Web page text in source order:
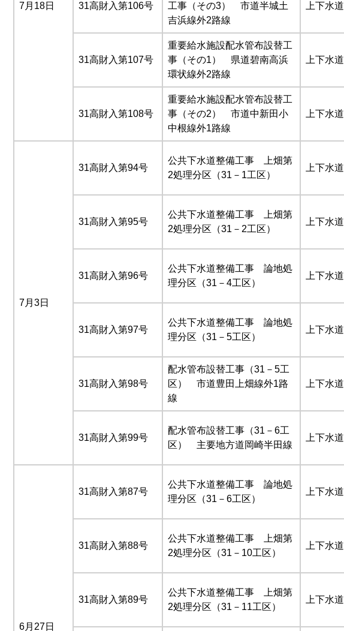
7月18日 31高財入第106号
工事（その3） 市道半城土
吉浜線外2路線
上下水道
31高財入第107号
重要給水施設配水管布設替工
事（その1） 県道碧南高浜
環状線外2路線
上下水道
31高財入第108号
重要給水施設配水管布設替工
事（その2） 市道中新田小
中根線外1路線
上下水道
7月3日
31高財入第94号
公共下水道整備工事 上畑第
2処理分区（31－1工区）
上下水道
31高財入第95号
公共下水道整備工事 上畑第
2処理分区（31－2工区）
上下水道
31高財入第96号
公共下水道整備工事 論地処
理分区（31－4工区）
上下水道
31高財入第97号
公共下水道整備工事 論地処
理分区（31－5工区）
上下水道
31高財入第98号
配水管布設替工事（31－5工
区） 市道豊田上畑線外1路
線
上下水道
31高財入第99号
配水管布設替工事（31－6工
区） 主要地方道岡崎半田線
上下水道
6月27日
31高財入第87号
公共下水道整備工事 論地処
理分区（31－6工区）
上下水道
31高財入第88号
公共下水道整備工事 上畑第
2処理分区（31－10工区）
上下水道
31高財入第89号
公共下水道整備工事 上畑第
2処理分区（31－11工区）
上下水道